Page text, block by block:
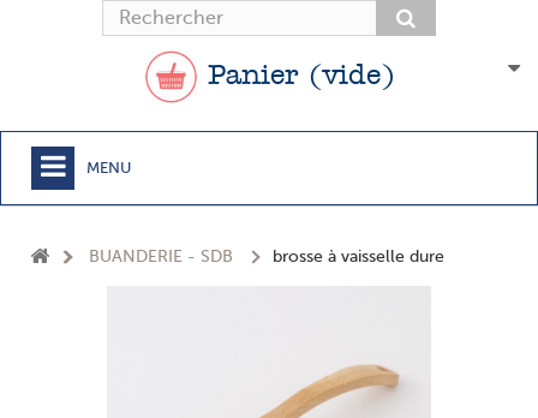
Panier (vide)
MENU
BUANDERIE - SDB brosse à vaisselle dure